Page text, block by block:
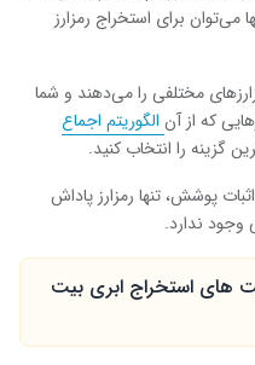
می‌توان برای استخراج رمزارز
مختلفی را می‌دهند و شما
که از آن الگوریتم اجماع
گزینه را انتخاب کنید.
پوشش، تنها رمزارز پاداش
وجود ندارد.
های استخراج ابری بیت